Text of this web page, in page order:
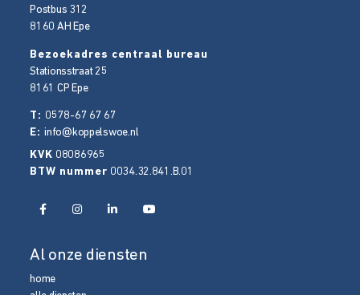
Postbus 312
8160 AH Epe
Bezoekadres centraal bureau
Stationsstraat 25
8161 CP Epe
T: 0578-67 67 67
E:info@koppelswoe.nl
KVK 08086965
BTW nummer 0034.32.841.B.01
Al onze diensten
home